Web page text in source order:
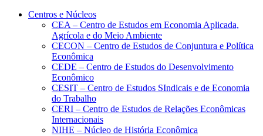
Conteúdo principal Menu principal
Centros e Núcleos
CEA – Centro de Estudos em Economia Aplicada,
Agrícola e do Meio Ambiente
CECON – Centro de Estudos de Conjuntura e Política
Econômica
CEDE – Centro de Estudos do Desenvolvimento
Econômico
CESIT – Centro de Estudos SIndicais e de Economia
do Trabalho
CERI – Centro de Estudos de Relações Econômicas
Internacionais
NIHE – Núcleo de História Econômica